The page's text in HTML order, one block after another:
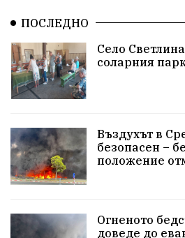
ПОСЛЕДНО
Село
соларния
Въздухът в
безопасен –
положение
Огненото
доведе до